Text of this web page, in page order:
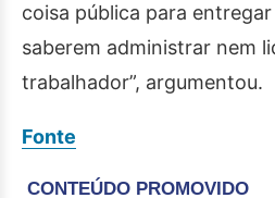
coisa pública para
saberem administrar nem
trabalhador”, argumentou.
Fonte